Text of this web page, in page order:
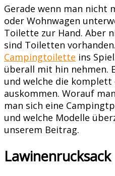
Gerade wenn man nicht
oder Wohnwagen
Toilette zur Hand. Aber
sind Toiletten
Campingtoilette ins
überall mit hin nehmen.
und welche die komplett
auskommen. Worauf
man sich eine
und welche Modelle
unserem Beitrag.
Lawinenrucksack